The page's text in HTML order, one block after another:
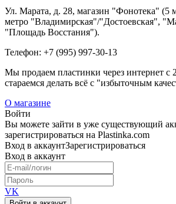
Ул. Марата, д. 28, магазин "Фонотека" (5
метро "Владимирская"/"Достоевская",
"Площадь Восстания").
Телефон: +7 (995) 997-30-13
Мы продаем пластинки через интернет c
стараемся делать всё с "избыточным
О магазине
Войти
Вы можете зайти в уже существующий
зарегистрироваться на Plastinka.com
Вход в аккаунтЗарегистрироваться
Вход в аккаунт
VK